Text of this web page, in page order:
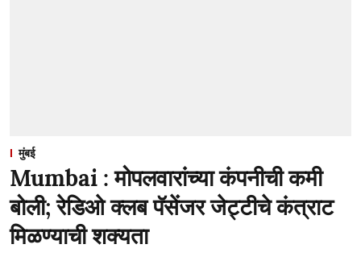
मुंबई
Mumbai : मोपलवारांच्या कंपनीची कमी
बोली; रेडिओ क्लब पॅसेंजर जेट्टीचे कंत्राट
मिळण्याची शक्यता